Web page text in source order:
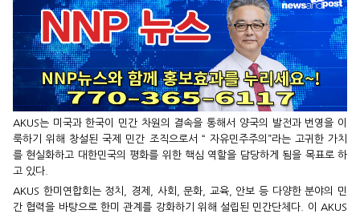
AKUS는 미국과 한국이 민간 차원의 결속을 통해서 양국의 발전과 번영을 이
룩하기 위해 창설된 국제 민간 조직으로서 “ 자유민주주의”라는 고귀한 가치
를 현실화하고 대한민국의 평화를 위한 핵심 역할을 담당하게 됨을 목표로 하
고 있다.
AKUS 한미연합회는 정치, 경제, 사회, 문화, 교육, 안보 등 다양한 분야의 민
간 협력을 바탕으로 한미 관계를 강화하기 위해 설립된 민간단체다. 이 AKUS